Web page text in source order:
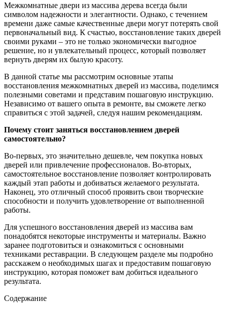
Межкомнатные двери из массива дерева всегда были
символом надежности и элегантности. Однако, с течением
времени даже самые качественные двери могут потерять свой
первоначальный вид. К счастью, восстановление таких дверей
своими руками – это не только экономически выгодное
решение, но и увлекательный процесс, который позволяет
вернуть дверям их былую красоту.
В данной статье мы рассмотрим основные этапы
восстановления межкомнатных дверей из массива, поделимся
полезными советами и представим пошаговую инструкцию.
Независимо от вашего опыта в ремонте, вы сможете легко
справиться с этой задачей, следуя нашим рекомендациям.
Почему стоит заняться восстановлением дверей
самостоятельно?
Во-первых, это значительно дешевле, чем покупка новых
дверей или привлечение профессионалов. Во-вторых,
самостоятельное восстановление позволяет контролировать
каждый этап работы и добиваться желаемого результата.
Наконец, это отличный способ проявить свои творческие
способности и получить удовлетворение от выполненной
работы.
Для успешного восстановления дверей из массива вам
понадобятся некоторые инструменты и материалы. Важно
заранее подготовиться и ознакомиться с основными
техниками реставрации. В следующем разделе мы подробно
расскажем о необходимых шагах и предоставим пошаговую
инструкцию, которая поможет вам добиться идеального
результата.
Содержание